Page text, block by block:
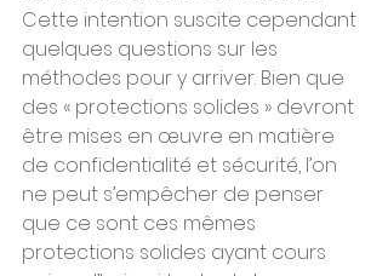
Cette intention suscite cependant
quelques questions sur les
méthodes pour y arriver. Bien que
des « protections solides » devront
être mises en œuvre en matière
de confidentialité et sécurité, l’on
ne peut s’empêcher de penser
que ce sont ces mêmes
protections solides ayant cours